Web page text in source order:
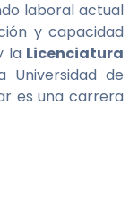
laboral actual
y capacidad
la Licenciatura
Universidad de
es una carrera